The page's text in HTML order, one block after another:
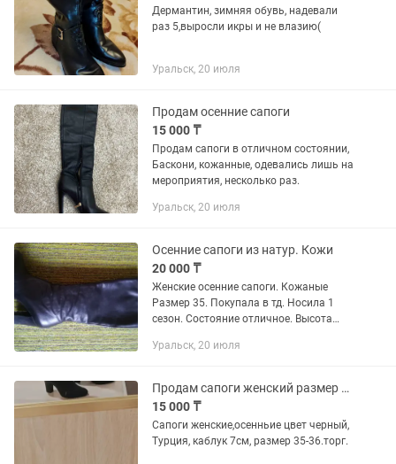
Дермантин, зимняя обувь, надевали
раз 5,выросли икры и не влазию(
Уральск, 20 июля
Продам осенние сапоги
15 000 ₸
Продам сапоги в отличном состоянии,
Баскони, кожанные, одевались лишь на
мероприятия, несколько раз.
Уральск, 20 июля
Осенние сапоги из натур. Кожи
20 000 ₸
Женские осенние сапоги. Кожаные
Размер 35. Покупала в тд. Носила 1
сезон. Состояние отличное. Высота
обьявлении
Уральск, 20 июля
Продам сапоги женский размер 35,36 производство Турция,,каблук 7см
15 000 ₸
Сапоги женские,осенньие цвет черный,
Турция, каблук 7см, размер 35-36.торг.